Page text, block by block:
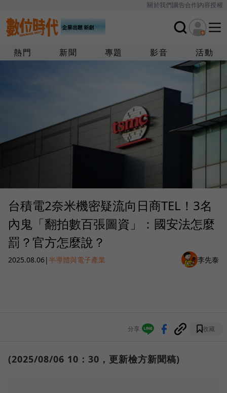
關於我們廣告合作內容授權
熱門 新聞 專題 影音 活動
台積電2奈米機密疑流向日商TEL！3名
內鬼「翻拍數百張圖資」：國安法怎麼
罰？官方怎麼說？
2025.08.06|半導體與電子產業 李先泰
分享 收藏
(2025/08/06 10：30，更新檢方新聞稿)